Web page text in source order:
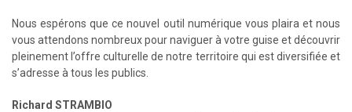
Nous espérons que ce nouvel outil numérique vous plaira et nous
vous attendons nombreux pour naviguer à votre guise et découvrir
pleinement l’offre culturelle de notre territoire qui est diversifiée et
s’adresse à tous les publics.
Richard STRAMBIO